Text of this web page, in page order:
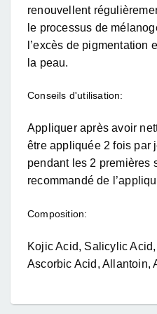
renouvellent
le processus de
l’excès de pigmentation
la peau.
Conseils d'utilisation:
Appliquer après avoir
être appliquée 2 fois par
pendant les 2 premières
recommandé de
Composition:
Kojic Acid, Salicylic
Ascorbic Acid, Allantoin,